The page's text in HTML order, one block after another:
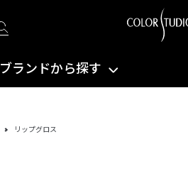
ブランドから探す
リップグロス